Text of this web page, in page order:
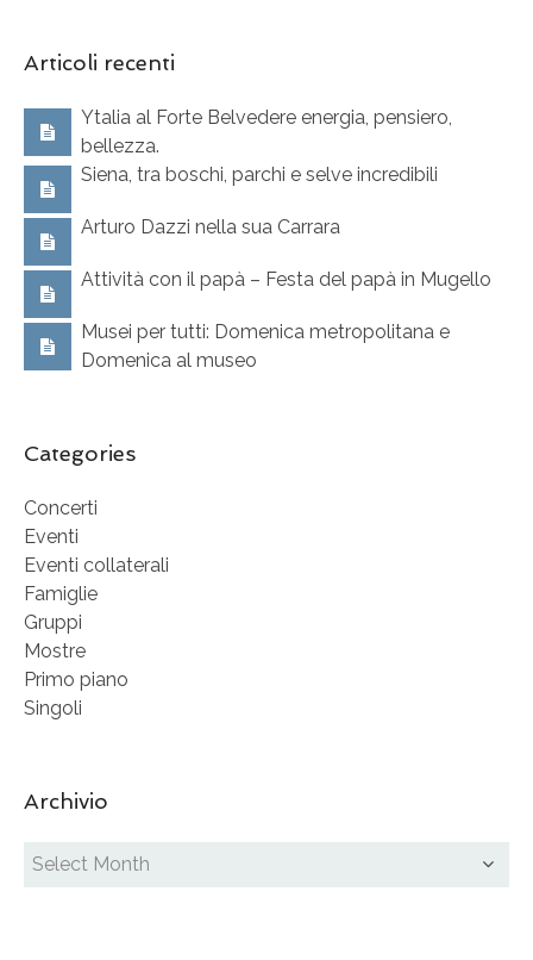
Articoli recenti
Ytalia al Forte Belvedere energia, pensiero,
bellezza.
Siena, tra boschi, parchi e selve incredibili
Arturo Dazzi nella sua Carrara
Attività con il papà – Festa del papà in Mugello
Musei per tutti: Domenica metropolitana e
Domenica al museo
Categories
Concerti
Eventi
Eventi collaterali
Famiglie
Gruppi
Mostre
Primo piano
Singoli
Archivio